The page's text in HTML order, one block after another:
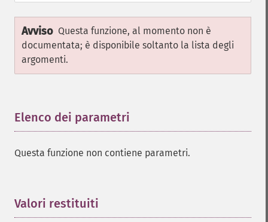
Avviso Questa funzione, al momento non è
documentata; è disponibile soltanto la lista degli
argomenti.
Elenco dei parametri
Questa funzione non contiene parametri.
Valori restituiti